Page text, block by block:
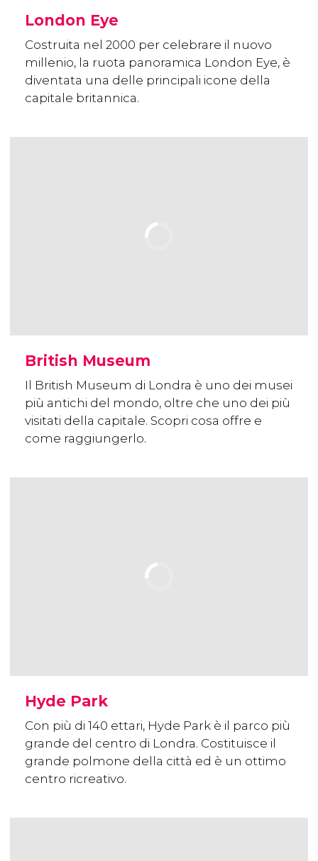
London Eye
Costruita nel 2000 per celebrare il nuovo
millenio, la ruota panoramica London Eye, è
diventata una delle principali icone della
capitale britannica.
British Museum
Il British Museum di Londra è uno dei musei
più antichi del mondo, oltre che uno dei più
visitati della capitale. Scopri cosa offre e
come raggiungerlo.
Hyde Park
Con più di 140 ettari, Hyde Park è il parco più
grande del centro di Londra. Costituisce il
grande polmone della città ed è un ottimo
centro ricreativo.